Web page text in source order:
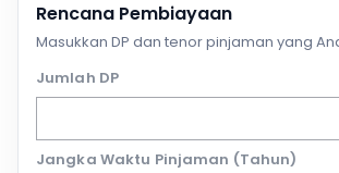
Rencana Pembiayaan
Masukkan DP dan tenor pinjaman yang
Jumlah DP
Jangka Waktu Pinjaman (Tahun)